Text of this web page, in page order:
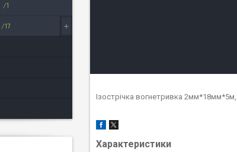
Ізострічка вогнетривка
Характеристики
1
17